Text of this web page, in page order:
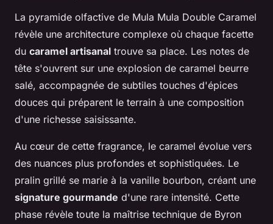
La pyramide olfactive de Mula Mula Double Caramel
révèle une architecture complexe où chaque facette
du caramel artisanal trouve sa place. Les notes de
tête s'ouvrent sur une explosion de caramel beurre
salé, accompagnée de subtiles touches d'épices
douces qui préparent le terrain à une composition
d'une richesse saisissante.
Au cœur de cette fragrance, le caramel évolue vers
des nuances plus profondes et sophistiquées. Le
pralin grillé se marie à la vanille bourbon, créant une
signature gourmande d'une rare intensité. Cette
phase révèle toute la maîtrise technique de Byron